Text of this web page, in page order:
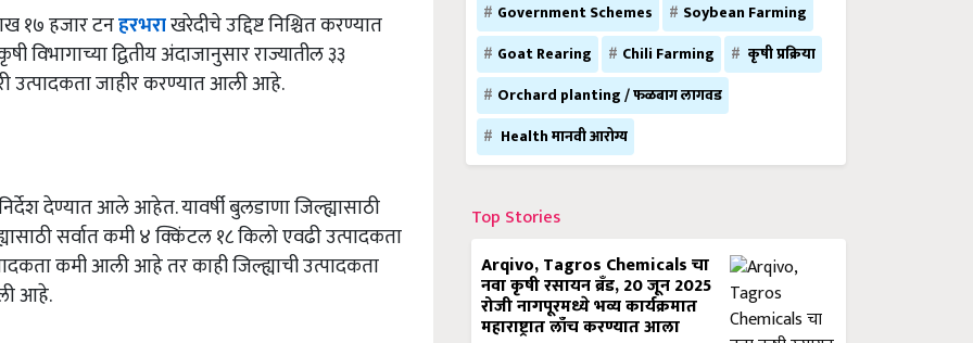
१७ हजार टनहरभराखरेदीचे उद्दिष्ट निश्चित करण्यात
विभागाच्या द्वितीय अंदाजानुसार राज्यातील ३३
उत्पादकता जाहीर करण्यात आली आहे.
देण्यात आले आहेत. यावर्षी बुलडाणा जिल्ह्यासाठी
सर्वात कमी ४ क्किंटल १८ किलो एवढी उत्पादकता
कमी आली आहे तर काही जिल्ह्याची उत्पादकता
आहे.
Government Schemes
Soybean Farming
Goat Rearing
Chili Farming
कृषी प्रक्रिया
Orchard planting / फळबाग लागवड
Health मानवी आरोग्य
Top Stories
Arqivo, Tagros Chemicals चा
नवा कृषी रसायन ब्रँड, 20 जून 2025
रोजी नागपूरमध्ये भव्य कार्यक्रमात
महाराष्ट्रात लाँच करण्यात आला